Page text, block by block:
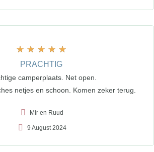
★ ★ ★ ★ ★
PRACHTIG
camperplaats. Net open.
netjes en schoon. Komen zeker terug.
Mir en Ruud
9 August 2024